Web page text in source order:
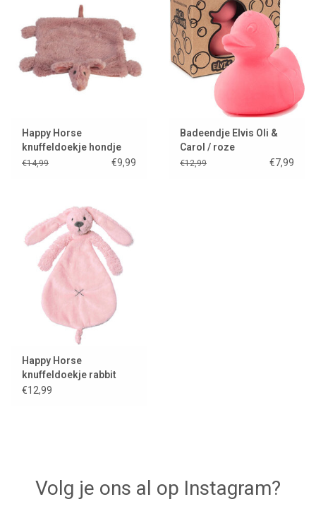
Happy Horse
knuffeldoekje hondje
Djamilla
€14,99 €9,99
Badeendje Elvis Oli &
Carol / roze
€12,99 €7,99
Happy Horse
knuffeldoekje rabbit
Richie roze
€12,99
Volg je ons al op Instagram?